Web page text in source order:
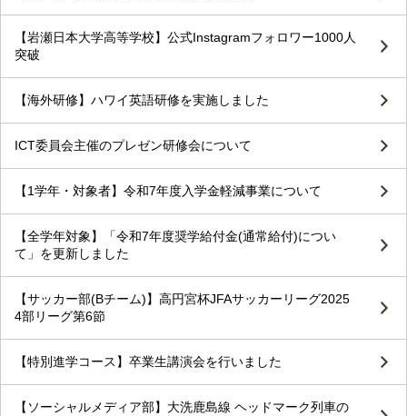
【岩瀬日本大学高等学校】公式Instagramフォロワー1000人
突破
【海外研修】ハワイ英語研修を実施しました
ICT委員会主催のプレゼン研修会について
【1学年・対象者】令和7年度入学金軽減事業について
【全学年対象】「令和7年度奨学給付金(通常給付)につい
て」を更新しました
【サッカー部(Bチーム)】高円宮杯JFAサッカーリーグ2025
4部リーグ第6節
【特別進学コース】卒業生講演会を行いました
【ソーシャルメディア部】大洗鹿島線 ヘッドマーク列車の